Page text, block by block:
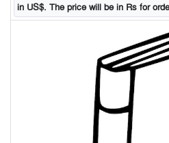
in US$. The price will be in Rs for